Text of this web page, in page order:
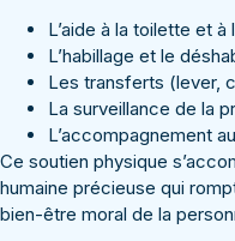
L’aide à la toilette et à
L’habillage et le
Les transferts (lever,
La surveillance de la
L’accompagnement
Ce soutien physique
humaine précieuse qui
bien-être moral de la